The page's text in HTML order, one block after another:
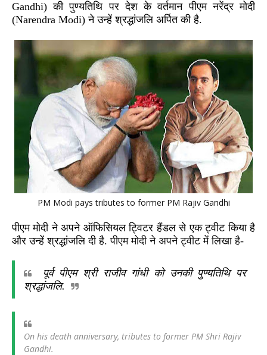
Gandhi) की पुण्यतिथि पर देश के वर्तमान पीएम नरेंद्र मोदी
(Narendra Modi)ने उन्हें श्रद्धांजलि अर्पित की है.
PM Modi pays tributes to former PM Rajiv Gandhi
पीएम मोदी ने अपने ऑफिसियल ट्विटर हैंडल से एक ट्वीट किया है
और उन्हें श्रद्धांजलि दी है.पीएम मोदी ने अपने ट्वीट में लिखा है-
पूर्व पीएम श्री राजीव गांधी को उनकी पुण्यतिथि पर
श्रद्धांजलि.
On his death anniversary, tributes to former PM Shri Rajiv
Gandhi.